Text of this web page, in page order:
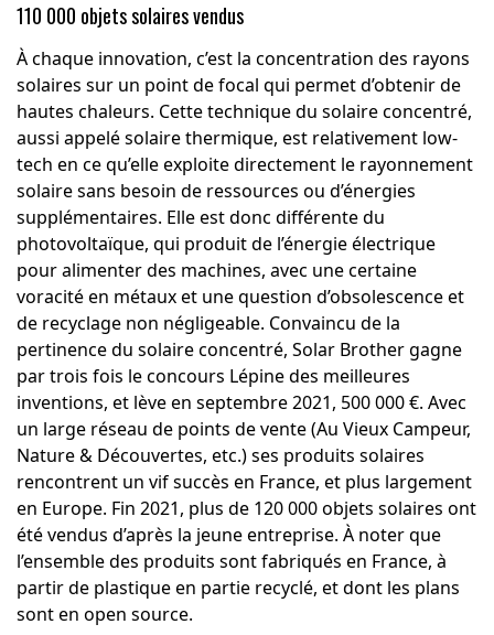
110 000 objets solaires vendus
À chaque innovation, c’est la concentration des rayons
solaires sur un point de focal qui permet d’obtenir de
hautes chaleurs. Cette technique du solaire concentré,
aussi appelé solaire thermique, est relativement low-
tech en ce qu’elle exploite directement le rayonnement
solaire sans besoin de ressources ou d’énergies
supplémentaires. Elle est donc différente du
photovoltaïque, qui produit de l’énergie électrique
pour alimenter des machines, avec une certaine
voracité en métaux et une question d’obsolescence et
de recyclage non négligeable. Convaincu de la
pertinence du solaire concentré, Solar Brother gagne
par trois fois leconcours Lépinedes meilleures
inventions, et lève en septembre 2021, 500 000 €. Avec
un large réseau de points de vente (Au Vieux Campeur,
Nature & Découvertes, etc.) ses produits solaires
rencontrent un vif succès en France, et plus largement
en Europe. Fin 2021, plus de 120 000 objets solaires ont
été vendus d’après la jeune entreprise. À noter que
l’ensemble des produits sont fabriqués en France, à
partir de plastique en partie recyclé, et dont les plans
sont en open source.